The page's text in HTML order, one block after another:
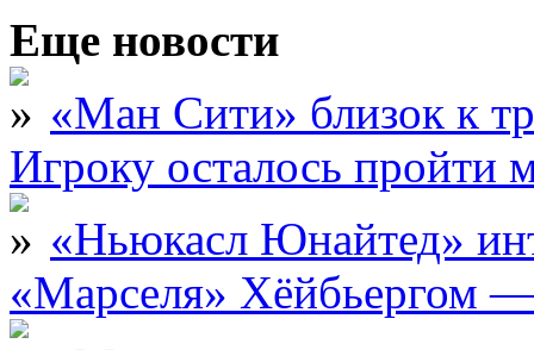
Еще новости
«Ман Сити» близок к
Игроку осталось
«Ньюкасл Юнайтед»
«Марселя» Хёйбьергом